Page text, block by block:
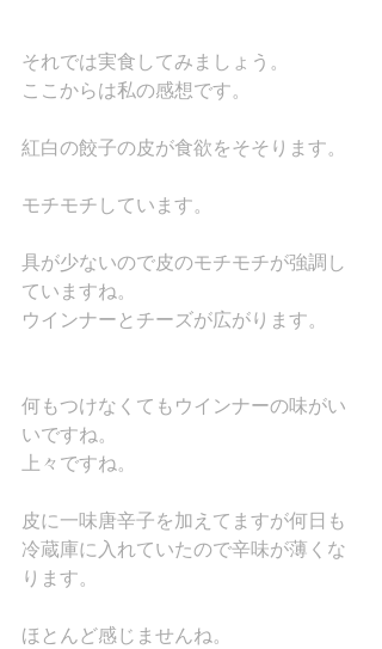
それでは実食してみましょう。
ここからは私の感想です。
紅白の餃子の皮が食欲をそそります。
モチモチしています。
具が少ないので皮のモチモチが強調し
ていますね。
ウインナーとチーズが広がります。
何もつけなくてもウインナーの味がい
いですね。
上々ですね。
皮に一味唐辛子を加えてますが何日も
冷蔵庫に入れていたので辛味が薄くな
ります。
ほとんど感じませんね。